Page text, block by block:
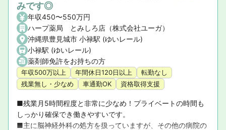
みです◎
年収450〜550万円
ハープ薬局 とみしろ店（株式会社ユーガ）
沖縄県豊見城市 小禄駅 (ゆいレール)
小禄駅 (ゆいレール)
薬剤師免許をお持ちの方
年収500万以上 年間休日120日以上
転勤なし
残業無し・少なめ
車通勤OK 資格取得支援
■残業月5時間程度と非常に少なめ！プライベートの時間も
しっかり確保でき働きやすいです。
■主に脳神経外科の処方を扱っていますが、その他の病院の